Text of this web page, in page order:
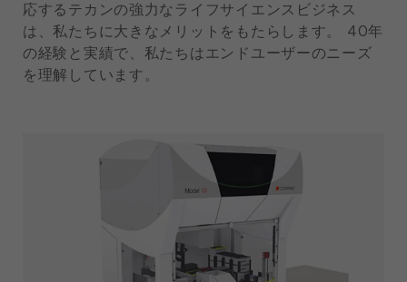
応するテカンの強力なライフサイエンスビジネス
は、私たちに大きなメリットをもたらします。 40年
の経験と実績で、私たちはエンドユーザーのニーズ
を理解しています。